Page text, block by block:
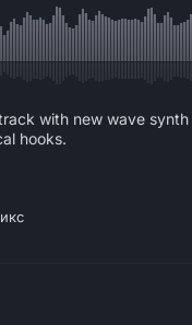
with new wave
hooks.